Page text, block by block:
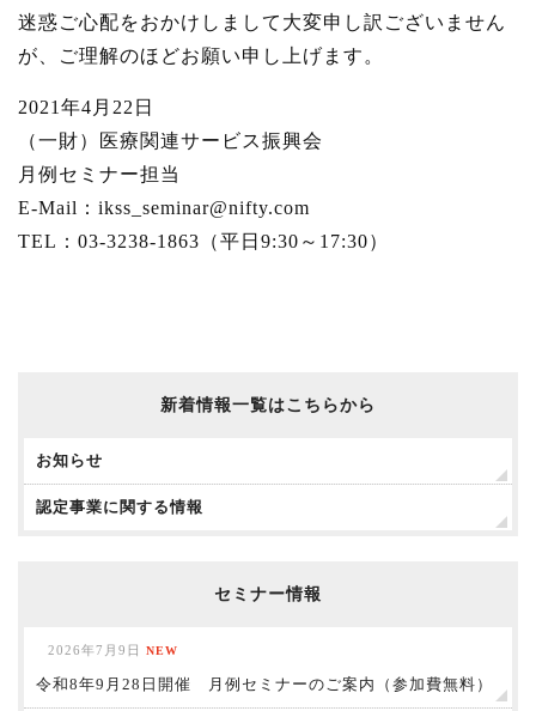
迷惑ご心配をおかけしまして大変申し訳ございません
が、ご理解のほどお願い申し上げます。
2021年4月22日
（一財）医療関連サービス振興会
月例セミナー担当
E-Mail：ikss_seminar@nifty.com
TEL：03-3238-1863（平日9:30～17:30）
新着情報一覧はこちらから
お知らせ
認定事業に関する情報
セミナー情報
2026年7月9日 NEW
令和8年9月28日開催 月例セミナーのご案内（参加費無料）